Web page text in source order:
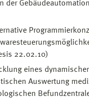
der
22.02.10)
eines
Auswertung